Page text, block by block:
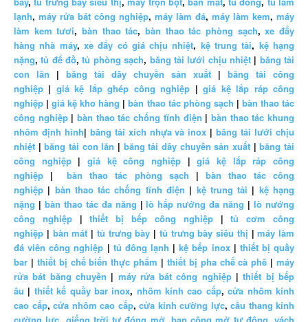
lạnh, máy rửa bát công nghiệp, máy làm đá, máy làm kem, máy
làm kem tươi,bàn thao tác,bàn thao tác phòng sạch,xe đẩy
hàng nhà máy, xe đẩy có giá chịu nhiệt, kệ trung tải, kệ hạng
nặng,tủ để đồ,tủ phòng sạch, băng tải lưới chịu nhiệt| băng tải
con lăn | băng tải dây chuyền sản xuất | băng tải công
nghiệp | giá kệ lắp ghép công nghiệp |giá kệ lắp ráp công
nghiệp |giá kệ kho hàng |bàn thao tác phòng sạch | bàn thao tác
công nghiệp|bàn thao tác chống tĩnh điện | bàn thao tác khung
nhôm định hình| băng tải xích nhựa và inox |băng tải lưới chịu
nhiệt |băng tải con lăn | băng tải dây chuyền sản xuất |băng tải
công nghiệp|giá kệ công nghiệp |giá kệ lắp ráp công
nghiệp |bàn thao tác phòng sạch | bàn thao tác công
nghiệp | bàn thao tác chống tĩnh điện | kệ trung tải | kệ hạng
nặng | bàn thao tác đa năng |lò hấp nướng đa năng |lò nướng
công nghiệp|thiết bị bếp công nghiệp|tủ cơm công
nghiệp | bàn mát | tủ trưng bày | tủ trưng bày siêu thị |máy làm
đá viên công nghiệp | tủ đông lạnh |kệ bếp inox| thiết bị quầy
bar | thiết bị chế biến thực phẩm | thiết bị pha chế cà phê | máy
rửa bát băng chuyền | máy rửa bát công nghiệp|thiết bị bếp
âu | thiết kế quầy bar inox, nhôm kính cao cấp,cửa nhôm kính
cao cấp, cửa nhôm cao cấp, cửa kính cường lực, cầu thang kính